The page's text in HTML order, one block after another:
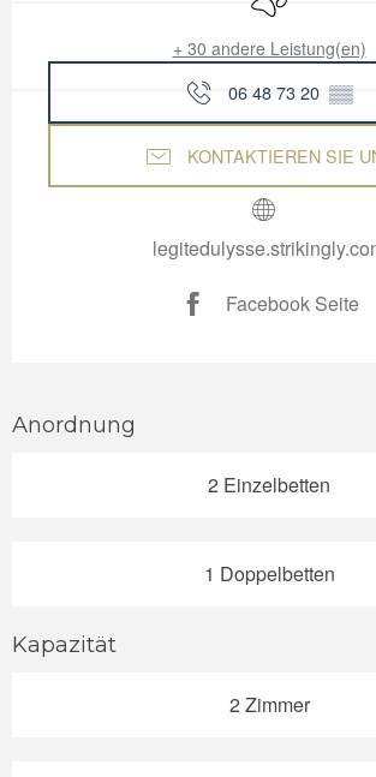
+ 30 andere Leistung(en)
06 48 73 20 ▒▒
KONTAKTIEREN SIE
Facebook Seite
Anordnung
2 Einzelbetten
1 Doppelbetten
Kapazität
2 Zimmer